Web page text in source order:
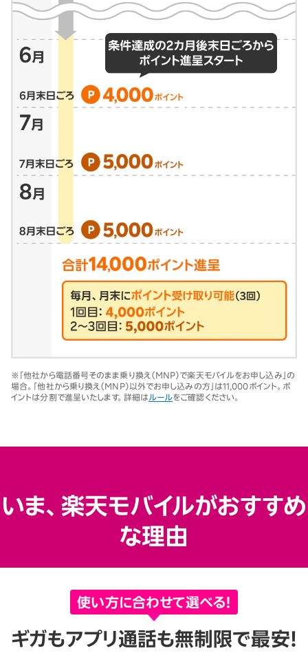
※「他社から電話番号そのまま乗り換え（MNP）で楽天モバイルをお申し込み」の
場合。「他社から乗り換え（MNP）以外でお申し込みの方」は11,000ポイント。ポ
イントは分割で進呈いたします。詳細はルールをご確認ください。
いま、楽天モバイルがおすすめ
な理由
使い方に合わせて選べる！
ギガもアプリ通話も無制限で最安！